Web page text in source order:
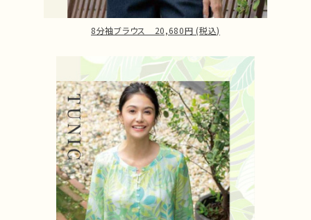
8分袖ブラウス 20,680円 (税込)